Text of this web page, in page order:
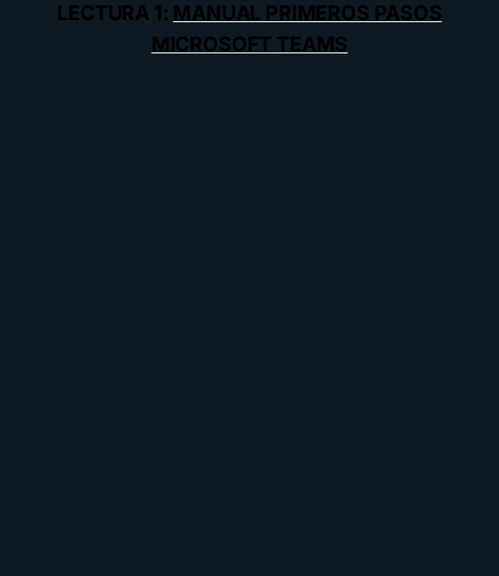
LECTURA 1: MANUAL PRIMEROS PASOS
MICROSOFT TEAMS